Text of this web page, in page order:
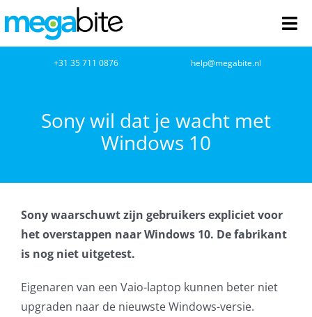
naar
inhoud
Netwerkbeheer
Cloud Computing
VOIP
Microsoft NCE
+31 35 711 0876 help@megabite.nl
Sony wil dat je wacht met
Windows 10
Sony waarschuwt zijn gebruikers expliciet voor
het overstappen naar Windows 10. De fabrikant
is nog niet uitgetest.
Eigenaren van een Vaio-laptop kunnen beter niet
upgraden naar de nieuwste Windows-versie.